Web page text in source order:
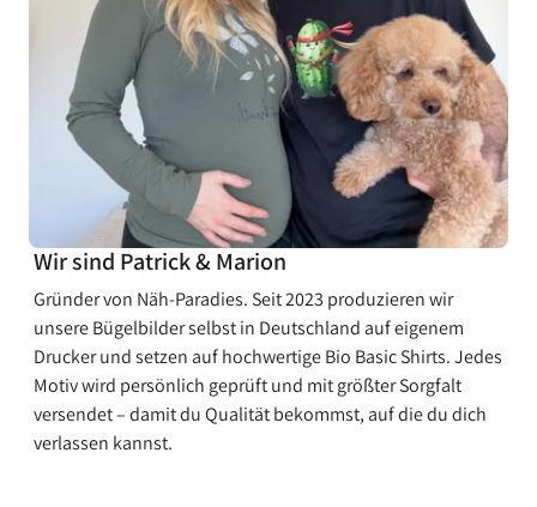
Wir sind Patrick & Marion
Gründer von Näh-Paradies. Seit 2023 produzieren wir
unsere Bügelbilder selbst in Deutschland auf eigenem
Drucker und setzen auf hochwertige Bio Basic Shirts. Jedes
Motiv wird persönlich geprüft und mit größter Sorgfalt
versendet – damit du Qualität bekommst, auf die du dich
verlassen kannst.